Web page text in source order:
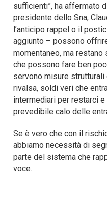
sufficienti”, ha affermato
presidente dello Sna,
l’anticipo rappel o il
aggiunto – possono
momentaneo, ma
che possono fare ben
servono misure
rivalsa, soldi veri che
intermediari per restarci
prevedibile calo delle
Se è vero che con il
abbiamo necessità di
parte del sistema che
voce.